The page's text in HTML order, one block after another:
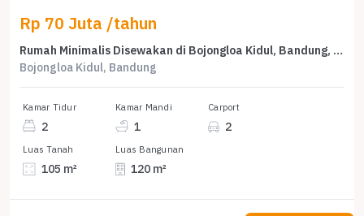
Rp 70 Juta /tahun
Rumah Minimalis Disewakan di Bojongloa Kidul, Bandung, Harga Ekonomis
Bojongloa Kidul, Bandung
Kamar Tidur
2
Kamar Mandi
1
Carport
2
Luas Tanah
105 m²
Luas Bangunan
120 m²